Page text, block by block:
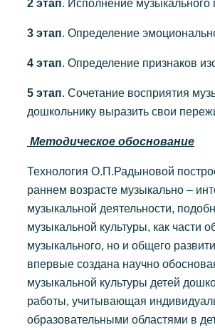
2 этап. Исполнение музыкального
3 этап. Определение
4 этап. Определение признаков
5 этап. Сочетание восприятия
дошкольнику выразить свои
Методическое обоснование
Технология О.П.Радыновой
раннем возрасте музыкально –
музыкальной деятельности,
музыкальной культуры, как части
музыкального, но и общего
впервые создана научно
музыкальной культуры детей
работы, учитывающая
образовательными областями в